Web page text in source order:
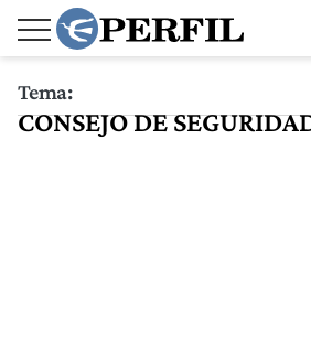
Tema:
CONSEJO DE